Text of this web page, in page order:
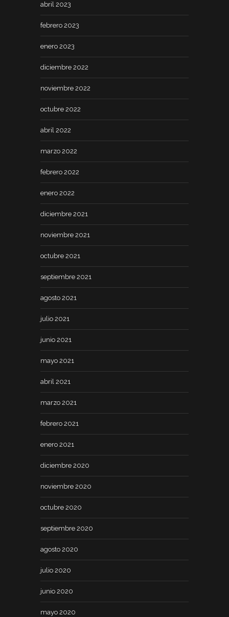
abril 2023
febrero 2023
enero 2023
diciembre 2022
noviembre 2022
octubre 2022
abril 2022
marzo 2022
febrero 2022
enero 2022
diciembre 2021
noviembre 2021
octubre 2021
septiembre 2021
agosto 2021
julio 2021
junio 2021
mayo 2021
abril 2021
marzo 2021
febrero 2021
enero 2021
diciembre 2020
noviembre 2020
octubre 2020
septiembre 2020
agosto 2020
julio 2020
junio 2020
mayo 2020